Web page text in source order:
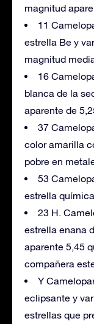
magnitud
11
estrella Be y
magnitud
16
blanca de la
aparente de
37
color amarilla
pobre en
53
estrella
23 H.
estrella enana
aparente 5,45
compañera
Y
eclipsante y
estrellas que